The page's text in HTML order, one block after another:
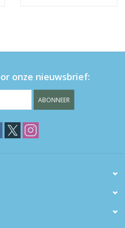
onze nieuwsbrief:
ABONNEER